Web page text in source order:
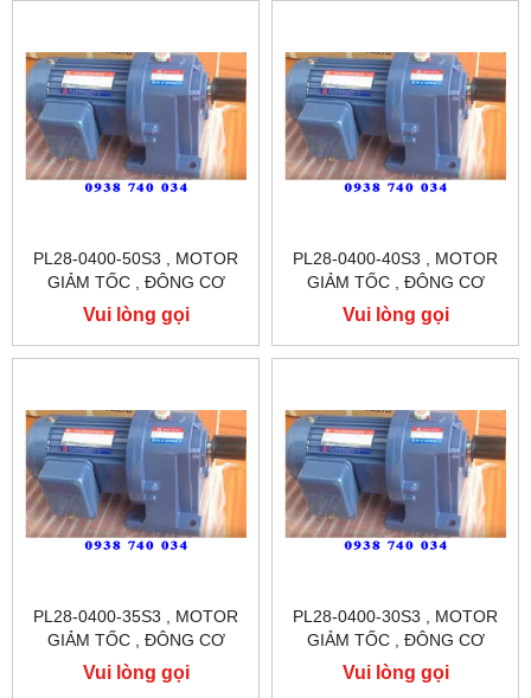
PL28-0400-50S3 , MOTOR
GIẢM TỐC , ĐÔNG CƠ
GIẢM TỐC CHÂN ĐẾ
TUNGLEE
Vui lòng gọi
PL28-0400-40S3 , MOTOR
GIẢM TỐC , ĐÔNG CƠ
GIẢM TỐC CHÂN ĐẾ
TUNGLEE
Vui lòng gọi
PL28-0400-35S3 , MOTOR
GIẢM TỐC , ĐÔNG CƠ
GIẢM TỐC CHÂN ĐẾ
TUNGLEE
Vui lòng gọi
PL28-0400-30S3 , MOTOR
GIẢM TỐC , ĐÔNG CƠ
GIẢM TỐC CHÂN ĐẾ
TUNGLEE
Vui lòng gọi